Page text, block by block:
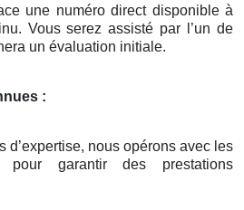
une numéro direct disponible à
Vous serez assisté par l’un de
un évaluation initiale.
:
d’expertise, nous opérons avec les
pour garantir des prestations